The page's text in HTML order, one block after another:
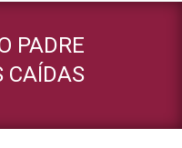
PADRE
CAÍDAS